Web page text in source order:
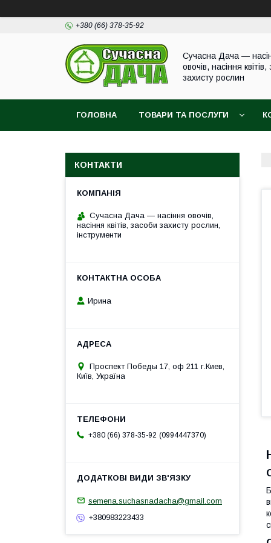
+380 (66) 378-35-92
Сучасна Дача —
овочів, насіння
захисту рослин
ГОЛОВНА ТОВАРИ ТА ПОСЛУГИ
КОНТАКТИ
Сучасна Дача — насіння овочів,
насіння квітів, засоби захисту рослин,
інструменти
Ирина
Проспект Победы 17, оф 211 г.Киев,
Київ, Україна
+380 (66) 378-35-92 0994447370
semena.suchasnadacha@gmail.com
+380983223433